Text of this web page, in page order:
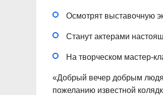
Осмотрят выставочную
Станут актерами
На творческом мастер-
«Добрый вечер добрым
пожеланию известной